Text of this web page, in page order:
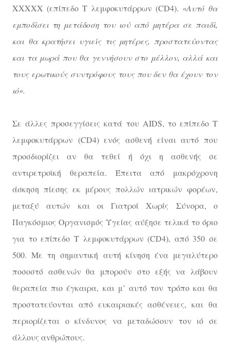
ΧΧΧΧΧ (επίπεδο Τ λεμφοκυτάρρων (CD4). «Aυτό θα
εμποδίσει τη μετάδοση του ιού από μητέρα σε παιδί,
και θα κρατήσει υγιείς τις μητέρες, προστατεύοντας
και τα μωρά που θα γεννήσουν στο μέλλον, αλλά και
τους ερωτικούς συντρόφους τους που δεν θα έχουν τον
ιό».
Σε άλλες προσεγγίσεις κατά του AIDS, το επίπεδο Τ
λεμφοκυτάρρων (CD4) ενός ασθενή είναι αυτό που
προσδιορίζει αν θα τεθεί ή όχι η ασθενής σε
αντιρετροϊκή θεραπεία. Έπειτα από μακρόχρονη
άσκηση πίεσης εκ μέρους πολλών ιατρικών φορέων,
μεταξύ αυτών και οι Γιατροί Χωρίς Σύνορα, ο
Παγκόσμιος Οργανισμός Υγείας αύξησε τελικά το όριο
για το επίπεδο Τ λεμφοκυτάρρων (CD4), από 350 σε
500. Με τη σημαντική αυτή κίνηση ένα μεγαλύτερο
ποσοστό ασθενών θα μπορούν στο εξής να λάβουν
θεραπεία πιο έγκαιρα, και μ’ αυτό τον τρόπο και θα
προστατεύονται από ευκαιριακές ασθένειες, και θα
περιορίζεται ο κίνδυνος να μεταδώσουν τον ιό σε
άλλους ανθρώπους.